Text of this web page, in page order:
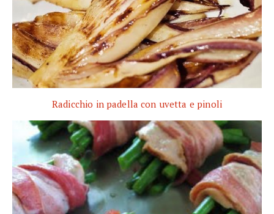
Radicchio in padella con uvetta e pinoli